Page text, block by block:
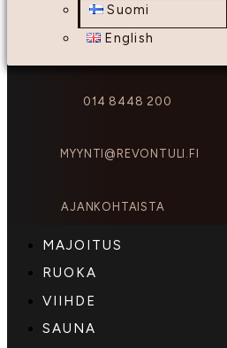
Suomi
English
014 8448 200
MYYNTI@REVONTULI.FI
AJANKOHTAISTA
MAJOITUS
RUOKA
VIIHDE
SAUNA